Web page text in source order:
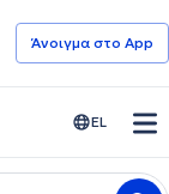
Άνοιγμα στο App
EL